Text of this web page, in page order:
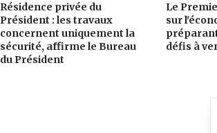
Résidence privée du
Président : les travaux
concernent uniquement la
sécurité, affirme le Bureau
du Président
Le
sur
défis à